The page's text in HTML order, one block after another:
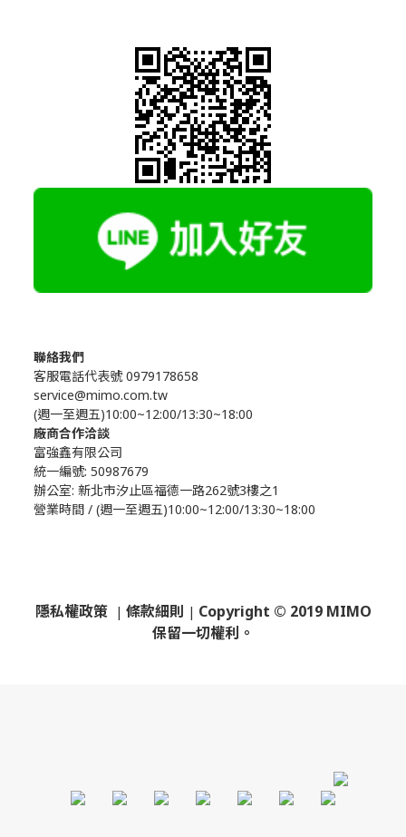
聯絡我們
客服電話代表號 0979178658
service@mimo.com.tw
(週一至週五)10:00~12:00/13:30~18:00
廠商合作洽談
富強鑫有限公司
統一編號: 50987679
辦公室: 新北市汐止區福德一路262號3樓之1
營業時間 / (週一至週五)10:00~12:00/13:30~18:00
隱私權政策 | 條款細則 | Copyright © 2019 MIMO
保留一切權利。